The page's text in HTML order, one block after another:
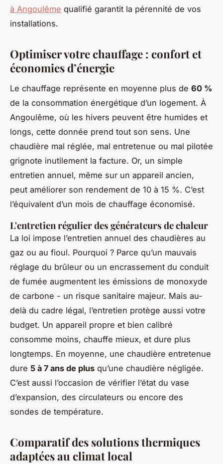
à Angoulême qualifié garantit la pérennité de vos
installations.
Optimiser votre chauffage : confort et
économies d’énergie
Le chauffage représente en moyenne plus de 60 %
de la consommation énergétique d’un logement. À
Angoulême, où les hivers peuvent être humides et
longs, cette donnée prend tout son sens. Une
chaudière mal réglée, mal entretenue ou mal pilotée
grignote inutilement la facture. Or, un simple
entretien annuel, même sur un appareil ancien,
peut améliorer son rendement de 10 à 15 %. C’est
l’équivalent d’un mois de chauffage économisé.
L'entretien régulier des générateurs de chaleur
La loi impose l’entretien annuel des chaudières au
gaz ou au fioul. Pourquoi ? Parce qu’un mauvais
réglage du brûleur ou un encrassement du conduit
de fumée augmentent les émissions de monoxyde
de carbone - un risque sanitaire majeur. Mais au-
delà du cadre légal, l’entretien protège aussi votre
budget. Un appareil propre et bien calibré
consomme moins, chauffe mieux, et dure plus
longtemps. En moyenne, une chaudière entretenue
dure 5 à 7 ans de plus qu’une chaudière négligée.
C’est aussi l’occasion de vérifier l’état du vase
d’expansion, des circulateurs ou encore des
sondes de température.
Comparatif des solutions thermiques
adaptées au climat local